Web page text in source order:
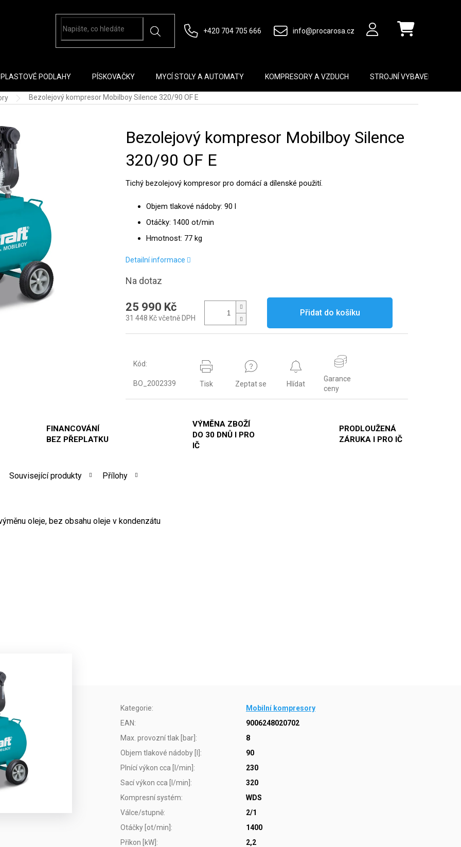
+420 704 705 666 info@procarosa.cz Nákupní košík
PLASTOVÉ PODLAHY PÍSKOVAČKY MYCÍ STOLY A AUTOMATY KOMPRESORY A VZDUCH STROJNÍ VYBAVENÍ
Bezolejový kompresor Mobilboy Silence 320/90 OF E
Bezolejový kompresor Mobilboy Silence
320/90 OF E
Tichý bezolejový kompresor pro domácí a dílenské použití.
Objem tlakové nádoby: 90 l
Otáčky: 1400 ot/min
Hmotnost: 77 kg
Detailní informace
Na dotaz
25 990 Kč
31 448 Kč včetně DPH
Přidat do košíku
Kód:
BO_2002339 Tisk Zeptat se Hlídat
Garance
ceny
FINANCOVÁNÍ
BEZ PŘEPLATKU
VÝMĚNA ZBOŽÍ
DO 30 DNŮ I PRO
IČ
PRODLOUŽENÁ
ZÁRUKA I PRO IČ
Související produkty Přílohy
oleje, bez obsahu oleje v kondenzátu
Kategorie:
Mobilní kompresory
EAN:
9006248020702
Max. provozní tlak [bar] :
8
Objem tlakové nádoby [l] :
90
Plnící výkon cca [l/min] :
230
Sací výkon cca [l/min] :
320
Kompresní systém:
WDS
Válce/stupně:
2/1
Otáčky [ot/min] :
1400
Příkon [kW] :
2,2